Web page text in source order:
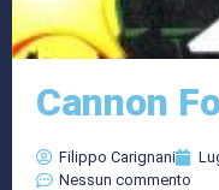
Cannon
Filippo Carignani
Nessun commento